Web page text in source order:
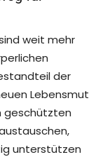
weit mehr
der
Lebensmut
geschützten
unterstützen